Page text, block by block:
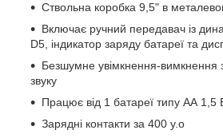
Ствольна коробка 9,5" в
Включає ручний передавач із
D5, індикатор заряду батареї та
Безшумне увімкнення-вимкнення
звуку
Працює від 1 батареї типу АА 1,5
Зарядні контакти за 400 у.о